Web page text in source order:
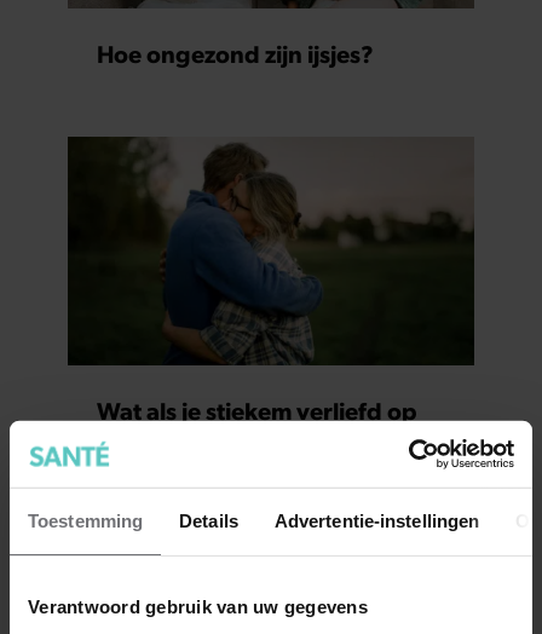
Toestemming Details Advertentie-instellingen
Verantwoord gebruik van uw gegevens
Hoe ongezond zijn ijsjes?
Wat als je stiekem verliefd op
een ander bent?